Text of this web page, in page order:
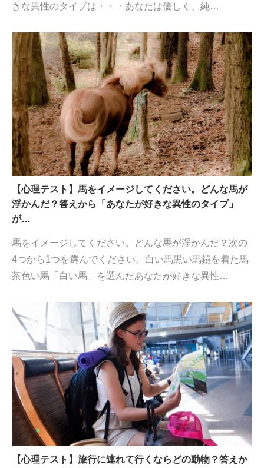
きな異性のタイプは・・・あなたは優しく、純…
【心理テスト】馬をイメージしてください。どんな馬が
浮かんだ？答えから「あなたが好きな異性のタイプ」
が…
馬をイメージしてください。どんな馬が浮かんだ？次の
4つから1つを選んでください。白い馬黒い馬鎧を着た馬
茶色い馬「白い馬」を選んだあなたが好きな異性…
【心理テスト】旅行に連れて行くならどの動物？答えか